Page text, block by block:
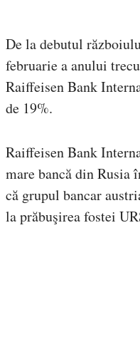
De la debutul
februarie a anului
Raiffeisen Bank
de 19%.
Raiffeisen Bank
mare bancă din
că grupul bancar
la prăbuşirea fostei